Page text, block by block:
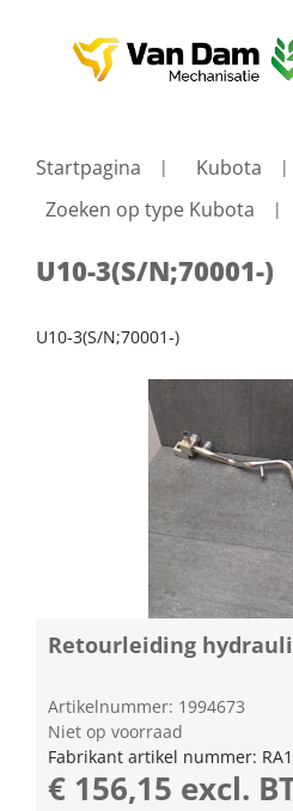
Startpagina
Kubota
Zoeken op type Kubota
U10-3(S/N;70001-)
U10-3(S/N;70001-)
Retourleiding
Artikelnummer: 1994673
Niet op voorraad
Fabrikant artikel nummer:
€ 156,15 excl.